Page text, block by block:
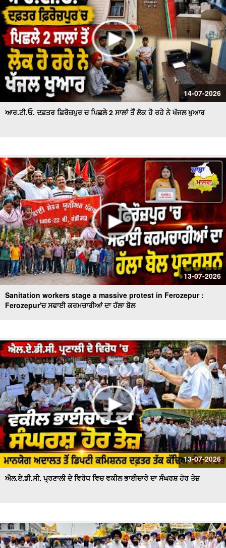
14-07-2026
ਆਰ.ਟੀ.ਓ. ਦਫ਼ਤਰ ਫ਼ਿਰੋਜ਼ਪੁਰ ਚ ਪਿਛਲੇ 2 ਸਾਲਾਂ ਤੋੰ ਲੋਕ ਹੋ ਰਹੇ ਨੇ ਖੱਜਲ ਖੁਆਰ
13-07-2026
Sanitation workers stage a massive protest in Ferozepur :
Ferozepur'ਚ ਸਫਾਈ ਕਰਮਚਾਰੀਆਂ ਦਾ ਹੱਲਾ ਬੋਲ
13-07-2026
ਐਲ.ਏ.ਡੀ.ਸੀ. ਪ੍ਰਣਾਲੀ ਦੇ ਵਿਰੋਧ ਵਿਚ ਵਕੀਲ ਭਾਈਚਾਰੇ ਦਾ ਸੰਘਰਸ਼ ਹੋਰ ਤੇਜ਼